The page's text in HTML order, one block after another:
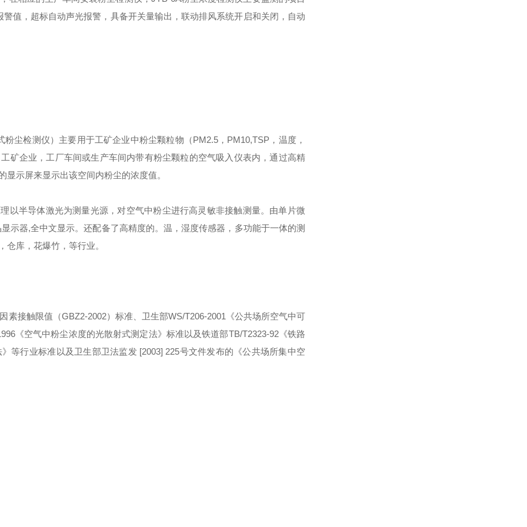
值，超标自动声光报警，具备开关量输出，联动排风系统开启和关闭，自动
检测仪）主要用于工矿企业中粉尘颗粒物（PM2.5，PM10,TSP，温度，
矿企业，工厂车间或生产车间内带有粉尘颗粒的空气吸入仪表内，通过高精
示屏来显示出该空间内粉尘的浓度值。
半导体激光为测量光源，对空气中粉尘进行高灵敏非接触测量。由单片微
示器,全中文显示。还配备了高精度的。温，湿度传感器，多功能于一体的测
库，花爆竹，等行业。
接触限值（GBZ2-2002）标准、卫生部WS/T206-2001《公共场所空气中可
《空气中粉尘浓度的光散射式测定法》标准以及铁道部TB/T2323-92《铁路
等行业标准以及卫生部卫法监发 [2003] 225号文件发布的《公共场所集中空